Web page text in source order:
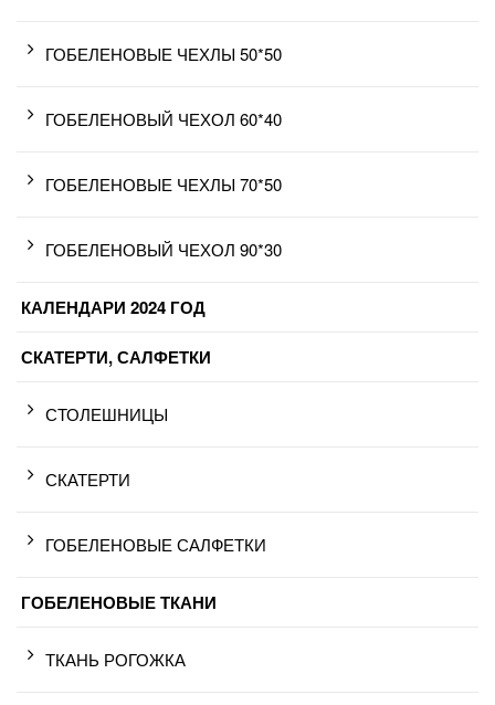
ГОБЕЛЕНОВЫЕ ЧЕХЛЫ 50*50
ГОБЕЛЕНОВЫЙ ЧЕХОЛ 60*40
ГОБЕЛЕНОВЫЕ ЧЕХЛЫ 70*50
ГОБЕЛЕНОВЫЙ ЧЕХОЛ 90*30
КАЛЕНДАРИ 2024 ГОД
СКАТЕРТИ, САЛФЕТКИ
СТОЛЕШНИЦЫ
СКАТЕРТИ
ГОБЕЛЕНОВЫЕ САЛФЕТКИ
ГОБЕЛЕНОВЫЕ ТКАНИ
ТКАНЬ РОГОЖКА